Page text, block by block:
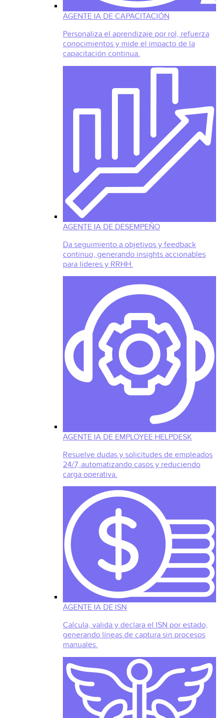
AGENTE IA DE CAPACITACIÓN
Personaliza el aprendizaje por rol, refuerza
conocimientos y mide el impacto de la
capacitación continua.
AGENTE IA DE DESEMPEÑO
Da seguimiento a objetivos y feedback
continuo, generando insights accionables
para líderes y RRHH.
AGENTE IA DE EMPLOYEE HELPDESK
Resuelve dudas y solicitudes de empleados
24/7, automatizando casos y reduciendo
carga operativa.
AGENTE IA DE ISN
Calcula, valida y declara el ISN por estado,
generando líneas de captura sin procesos
manuales.